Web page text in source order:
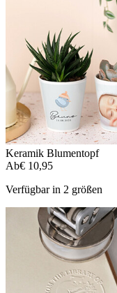
Keramik Blumentopf
Ab€ 10,95
Verfügbar in 2 größen